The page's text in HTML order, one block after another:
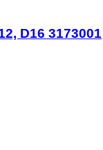
D16 3173001